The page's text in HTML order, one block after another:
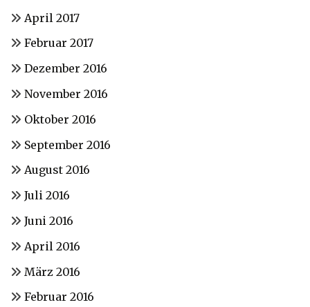
April 2017
Februar 2017
Dezember 2016
November 2016
Oktober 2016
September 2016
August 2016
Juli 2016
Juni 2016
April 2016
März 2016
Februar 2016